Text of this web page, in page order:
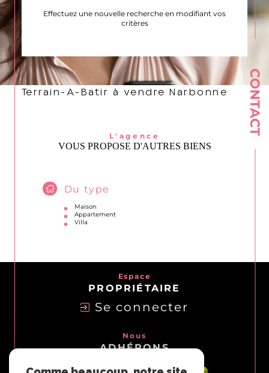
CONTACT
Effectuez une nouvelle recherche en modifiant vos
critères
Terrain-A-Batir à vendre Narbonne
L'agence
VOUS PROPOSE D'AUTRES BIENS
Du type
Maison
Appartement
Villa
Espace
PROPRIÉTAIRE
Se connecter
Nous
ADHÉRONS